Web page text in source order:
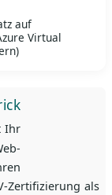
auf
Virtual
Ihr
Zertifizierung als